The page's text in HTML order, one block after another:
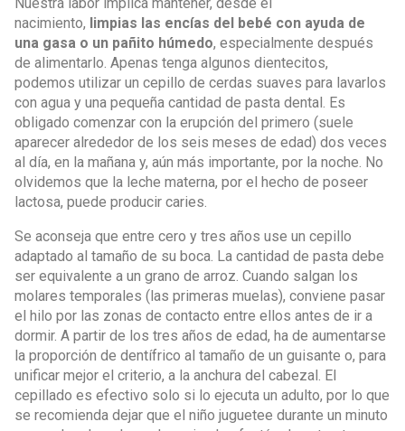
nacimiento, limpias las encías del bebé con ayuda de
una gasa o un pañito húmedo, especialmente después
de alimentarlo. Apenas tenga algunos dientecitos,
podemos utilizar un cepillo de cerdas suaves para lavarlos
con agua y una pequeña cantidad de pasta dental. Es
obligado comenzar con la erupción del primero (suele
aparecer alrededor de los seis meses de edad) dos veces
al día, en la mañana y, aún más importante, por la noche. No
olvidemos que la leche materna, por el hecho de poseer
lactosa, puede producir caries.
Se aconseja que entre cero y tres años use un cepillo
adaptado al tamaño de su boca. La cantidad de pasta debe
ser equivalente a un grano de arroz. Cuando salgan los
molares temporales (las primeras muelas), conviene pasar
el hilo por las zonas de contacto entre ellos antes de ir a
dormir. A partir de los tres años de edad, ha de aumentarse
la proporción de dentífrico al tamaño de un guisante o, para
unificar mejor el criterio, a la anchura del cabezal. El
cepillado es efectivo solo si lo ejecuta un adulto, por lo que
se recomienda dejar que el niño juguetee durante un minuto